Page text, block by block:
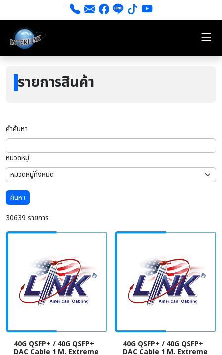
รายการสินค้า
คำค้นหา
หมวดหมู่
ค้นหา
30639 รายการ
40G QSFP+ / 40G QSFP+
DAC Cable 1 M. Extreme
40G QSFP+ / 40G QSFP+
DAC Cable 1 M. Extreme